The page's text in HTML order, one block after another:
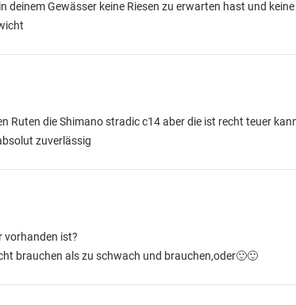
deinem Gewässer keine Riesen zu erwarten hast und
Ruten die Shimano stradic c14 aber die ist recht teuer
zuverlässig
vorhanden ist?
brauchen als zu schwach und brauchen,oder🙂🙂